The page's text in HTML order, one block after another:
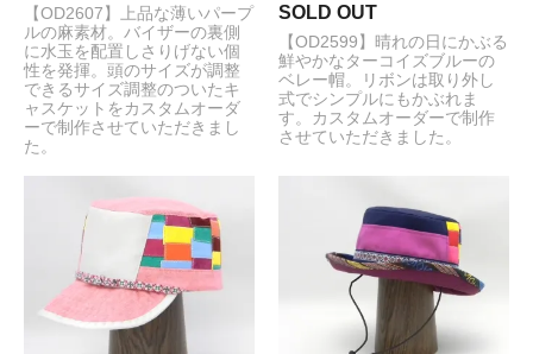
【OD2607】上品な薄いパープ
ルの麻素材。バイザーの裏側
に水玉を配置しさりげない個
性を発揮。頭のサイズが調整
できるサイズ調整のついたキ
ャスケットをカスタムオーダ
ーで制作させていただきまし
た。
SOLD OUT
【OD2599】晴れの日にかぶる
鮮やかなターコイズブルーの
ベレー帽。リボンは取り外し
式でシンプルにもかぶれま
す。カスタムオーダーで制作
させていただきました。